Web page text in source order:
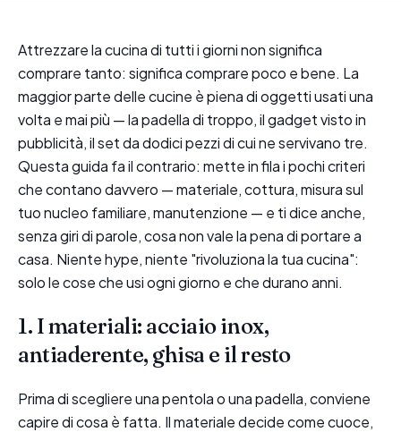
Attrezzare la cucina di tutti i giorni non significa
comprare tanto: significa comprare poco e bene. La
maggior parte delle cucine è piena di oggetti usati una
volta e mai più — la padella di troppo, il gadget visto in
pubblicità, il set da dodici pezzi di cui ne servivano tre.
Questa guida fa il contrario: mette in fila i pochi criteri
che contano davvero — materiale, cottura, misura sul
tuo nucleo familiare, manutenzione — e ti dice anche,
senza giri di parole, cosa non vale la pena di portare a
casa. Niente hype, niente "rivoluziona la tua cucina":
solo le cose che usi ogni giorno e che durano anni.
1. I materiali: acciaio inox,
antiaderente, ghisa e il resto
Prima di scegliere una pentola o una padella, conviene
capire di cosa è fatta. Il materiale decide come cuoce,